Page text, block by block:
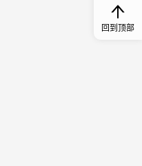
回到顶部